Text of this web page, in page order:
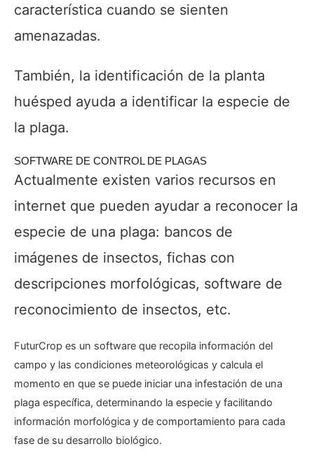
característica cuando se sienten
amenazadas.
También, la identificación de la planta
huésped ayuda a identificar la especie de
la plaga.
SOFTWARE DE CONTROL DE PLAGAS
Actualmente existen varios recursos en
internet que pueden ayudar a reconocer la
especie de una plaga: bancos de
imágenes de insectos, fichas con
descripciones morfológicas, software de
reconocimiento de insectos, etc.
FuturCrop es un software que recopila información del
campo y las condiciones meteorológicas y calcula el
momento en que se puede iniciar una infestación de una
plaga específica, determinando la especie y facilitando
información morfológica y de comportamiento para cada
fase de su desarrollo biológico.